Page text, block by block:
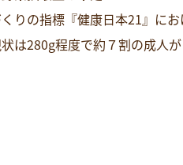
りの指標『健康日本21』に
は280g程度で約７割の成人